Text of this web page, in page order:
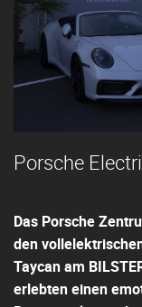
Porsche
Das Porsche
den
Taycan am
erlebteneinen